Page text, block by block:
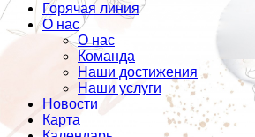
Горячая линия
О нас
О нас
Команда
Наши достижения
Наши услуги
Новости
Карта